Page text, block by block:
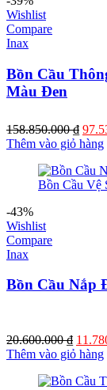
Wishlist
Compare
Inax
Bồn Cầu
Màu Đen
158.850.000₫ Giá
gốc
Thêm vào giỏ hàng
-43%
Wishlist
Compare
Inax
Bồn Cầu Nắp
20.600.000₫ Giá
gốc
Thêm vào giỏ hàng